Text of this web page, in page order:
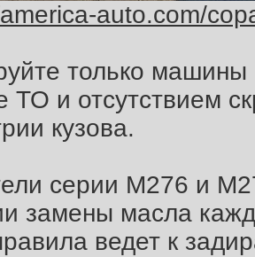
auto.com/
только
ТО и отсутствием
кузова.
серии M276 и
замены масла
ведет к